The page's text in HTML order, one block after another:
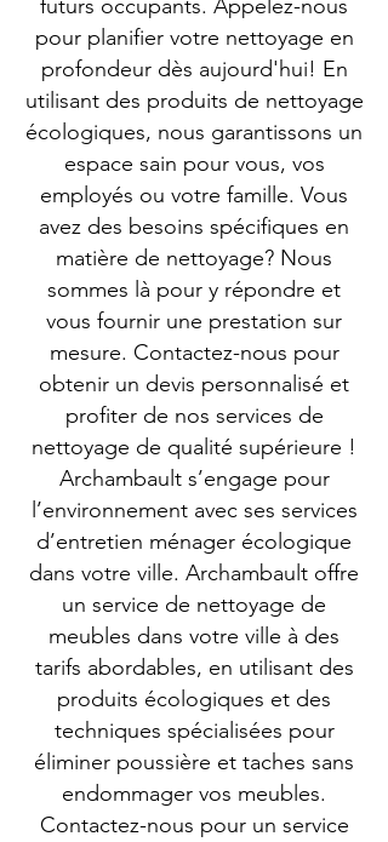
futurs occupants. Appelez-nous
pour planifier votre nettoyage en
profondeur dès aujourd'hui! En
utilisant des produits de nettoyage
écologiques, nous garantissons un
espace sain pour vous, vos
employés ou votre famille. Vous
avez des besoins spécifiques en
matière de nettoyage? Nous
sommes là pour y répondre et
vous fournir une prestation sur
mesure. Contactez-nous pour
obtenir un devis personnalisé et
profiter de nos services de
nettoyage de qualité supérieure !
Archambault s’engage pour
l’environnement avec ses services
d’entretien ménager écologique
dans votre ville. Archambault offre
un service de nettoyage de
meubles dans votre ville à des
tarifs abordables, en utilisant des
produits écologiques et des
techniques spécialisées pour
éliminer poussière et taches sans
endommager vos meubles.
Contactez-nous pour un service